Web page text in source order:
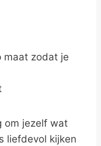
maat zodat je
om jezelf wat
liefdevol kijken